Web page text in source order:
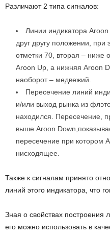
Различают 2 типа сигналов:
Линии индикатора
друг другу положении,
отметки 70, вторая – ниже
Aroon Up, а нижняя Aroon
наоборот – медвежий.
Пересечение линий
и/или выход рынка из
находился. Пересечение,
выше Aroon
пересечение при котором
нисходящее.
Также к сигналам принято
линий этого индикатора, что
Зная о свойствах построения
его можно использовать в